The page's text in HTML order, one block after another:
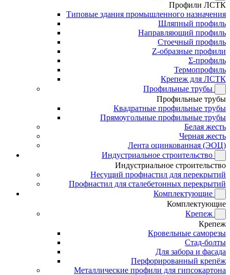
Профили ЛСТК
Типовые здания промышленного назначения
Шляпный профиль
Направляющий профиль
Стоечный профиль
Z-образные профили
Σ-профиль
Термопрофиль
Крепеж для ЛСТК
Профильные трубы
Профильные трубы
Квадратные профильные трубы
Прямоугольные профильные трубы
Белая жесть
Черная жесть
Лента оцинкованная (ЭОЦ)
Индустриальное строительство
Индустриальное строительство
Несущий профнастил для перекрытий
Профнастил для сталебетонных перекрытий
Комплектующие
Комплектующие
Крепеж
Крепеж
Кровельные саморезы
Стад-болты
Для забора и фасада
Перфорированный крепёж
Металлические профили для гипсокартона